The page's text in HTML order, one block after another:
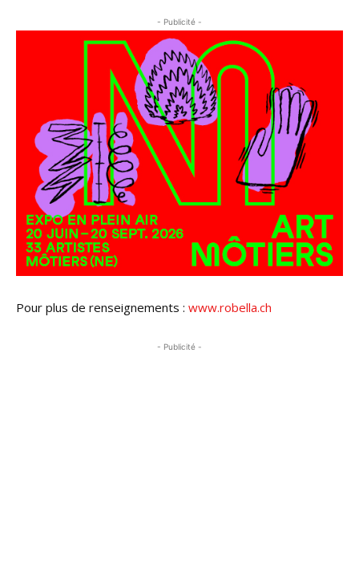
- Publicité -
Pour plus de renseignements : www.robella.ch
- Publicité -